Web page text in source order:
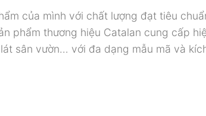
của mình với chất lượng đạt tiêu
phẩm thương hiệu Catalan cung cấp
sân vườn… với đa dạng mẫu mã và